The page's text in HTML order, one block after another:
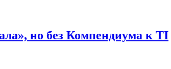
но без Компендиума к TI